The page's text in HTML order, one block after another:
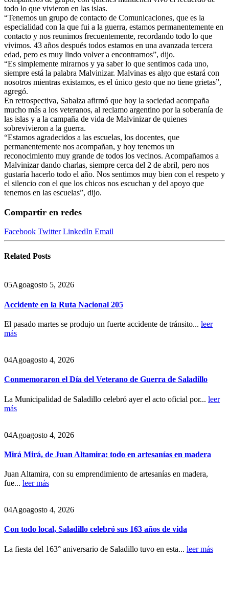
todo lo que vivieron en las islas.
“Tenemos un grupo de contacto de Comunicaciones, que es la
especialidad con la que fui a la guerra, estamos permanentemente en
contacto y nos reunimos frecuentemente, recordando todo lo que
vivimos. 43 años después todos estamos en una avanzada tercera
edad, pero es muy lindo volver a encontrarnos”, dijo.
“Es simplemente mirarnos y ya saber lo que sentimos cada uno,
siempre está la palabra Malvinizar. Malvinas es algo que estará con
nosotros mientras existamos, es el único gesto que no tiene grietas”,
agregó.
En retrospectiva, Sabalza afirmó que hoy la sociedad acompaña
mucho más a los veteranos, al reclamo argentino por la soberanía de
las islas y a la campaña de vida de Malvinizar de quienes
sobrevivieron a la guerra.
“Estamos agradecidos a las escuelas, los docentes, que
permanentemente nos acompañan, y hoy tenemos un
reconocimiento muy grande de todos los vecinos. Acompañamos a
Malvinizar dando charlas, siempre cerca del 2 de abril, pero nos
gustaría hacerlo todo el año. Nos sentimos muy bien con el respeto y
el silencio con el que los chicos nos escuchan y del apoyo que
tenemos en las escuelas”, dijo.
Compartir en redes
Facebook Twitter LinkedIn Email
Related Posts
05Agoagosto 5, 2026
Accidente en la Ruta Nacional 205
El pasado martes se produjo un fuerte accidente de tránsito... leer
más
04Agoagosto 4, 2026
Conmemoraron el Día del Veterano de Guerra de Saladillo
La Municipalidad de Saladillo celebró ayer el acto oficial por... leer
más
04Agoagosto 4, 2026
Mirá Mirá, de Juan Altamira: todo en artesanías en madera
Juan Altamira, con su emprendimiento de artesanías en madera,
fue... leer más
04Agoagosto 4, 2026
Con todo local, Saladillo celebró sus 163 años de vida
La fiesta del 163° aniversario de Saladillo tuvo en esta... leer más